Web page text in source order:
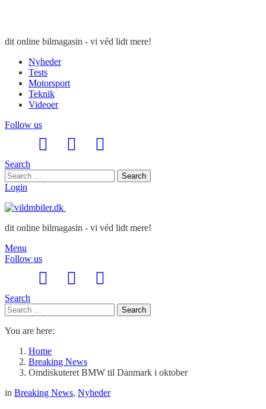
dit online bilmagasin - vi véd lidt mere!
Nyheder
Tests
Motorsport
Teknik
Videoer
Follow us
Search
Search
for:
Search
Login
dit online bilmagasin - vi véd lidt mere!
Menu
Follow us
Search
Search
for:
Search
You are here:
Home
Breaking News
Omdiskuteret BMW til Danmark i oktober
in Breaking News, Nyheder